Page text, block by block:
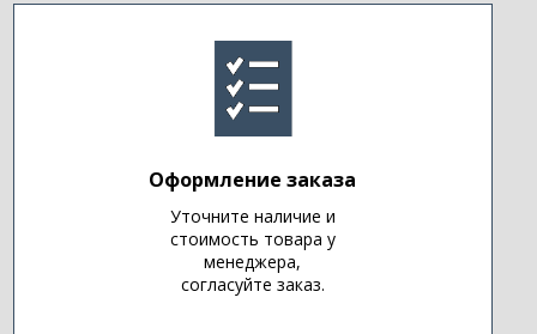
Оформление заказа
Уточните наличие и
стоимость товара у
менеджера,
согласуйте заказ.